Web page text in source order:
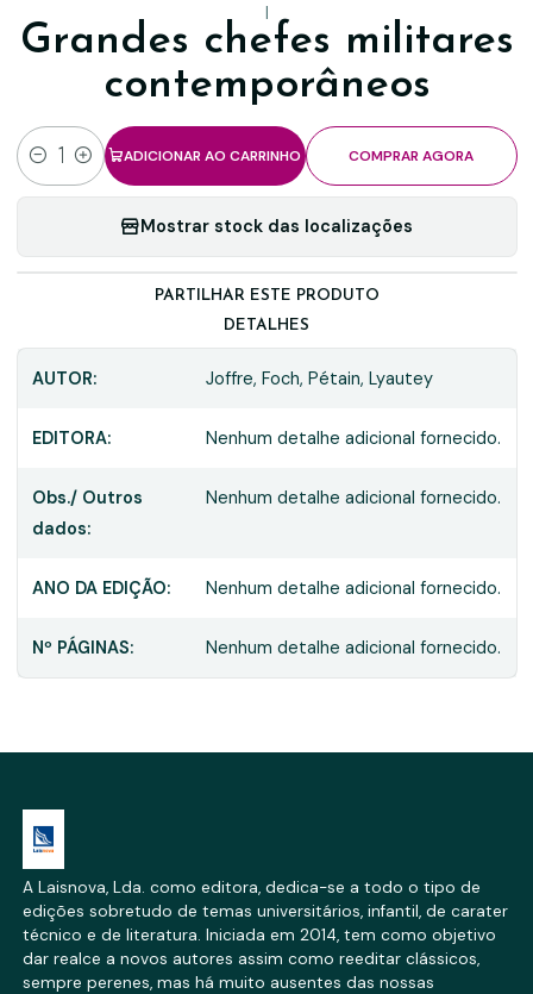
|
Grandes chefes militares
contemporâneos
Quantidade
ADICIONAR AO CARRINHO COMPRAR AGORA
Mostrar stock das localizações
PARTILHAR ESTE PRODUTO
DETALHES
AUTOR: Joffre, Foch, Pétain, Lyautey
EDITORA: Nenhum detalhe adicional fornecido.
Obs./ Outros
dados:
Nenhum detalhe adicional fornecido.
ANO DA EDIÇÃO: Nenhum detalhe adicional fornecido.
Nº PÁGINAS: Nenhum detalhe adicional fornecido.
A Laisnova, Lda. como editora, dedica-se a todo o tipo de
edições sobretudo de temas universitários, infantil, de carater
técnico e de literatura. Iniciada em 2014, tem como objetivo
dar realce a novos autores assim como reeditar clássicos,
sempre perenes, mas há muito ausentes das nossas